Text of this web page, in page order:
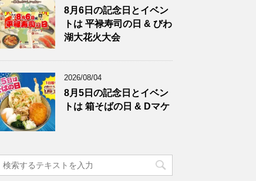
8月6日の記念日とイベン
トは 平禄寿司の日 & びわ
湖大花火大会
2026/08/04
8月5日の記念日とイベン
トは 箱そばの日 & Dマケ